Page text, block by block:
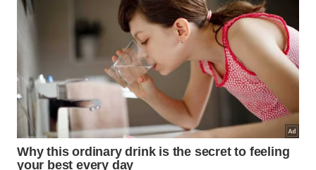
doméstica muito mais eficiente e ecologically
Além disso, evitar a umidade constante preserva os
revestimentos cerâmicos contra mofo e desgastes
precoces. Essa conservação contínua valoriza o
patrimônio imobiliário e evita gastos elevados com
reformas estruturais complexas causadas pela
ação
danosa do acúmulo de
líquidos